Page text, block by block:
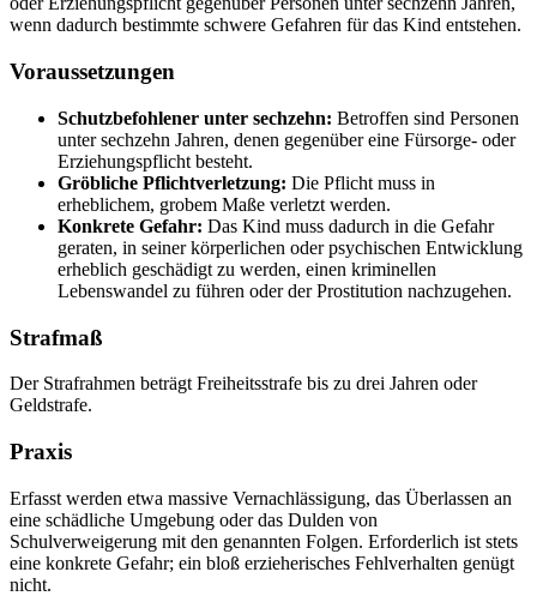
wenn dadurch bestimmte schwere Gefahren für das Kind entstehen.
Voraussetzungen
Schutzbefohlener unter sechzehn: Betroffen sind Personen
unter sechzehn Jahren, denen gegenüber eine Fürsorge- oder
Erziehungspflicht besteht.
Gröbliche Pflichtverletzung: Die Pflicht muss in
erheblichem, grobem Maße verletzt werden.
Konkrete Gefahr: Das Kind muss dadurch in die Gefahr
geraten, in seiner körperlichen oder psychischen Entwicklung
erheblich geschädigt zu werden, einen kriminellen
Lebenswandel zu führen oder der Prostitution nachzugehen.
Strafmaß
Der Strafrahmen beträgt Freiheitsstrafe bis zu drei Jahren oder
Geldstrafe.
Praxis
Erfasst werden etwa massive Vernachlässigung, das Überlassen an
eine schädliche Umgebung oder das Dulden von
Schulverweigerung mit den genannten Folgen. Erforderlich ist stets
eine konkrete Gefahr; ein bloß erzieherisches Fehlverhalten genügt
nicht.